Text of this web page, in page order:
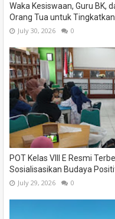
Waka Kesiswaan, Guru BK,
Orang Tua untuk
July 30, 2026 0
POT Kelas VIII E Resmi
Sosialisasikan Budaya
July 29, 2026 0